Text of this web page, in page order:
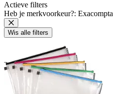
Actieve filters
Heb je merkvoorkeur?: Exacompta
Wis alle filters